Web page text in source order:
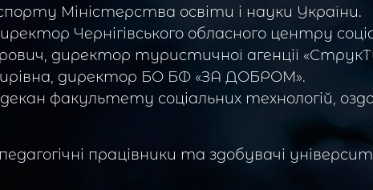
Міністерства освіти і науки України.
Чернігівського обласного центру
директор туристичної агенції
директор БО БФ «ЗА ДОБРОМ».
факультету соціальних технологій,
працівники та здобувачі